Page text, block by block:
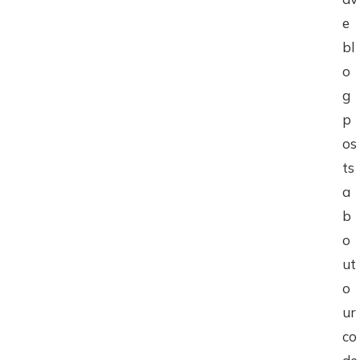
e
bl
o
g
p
os
ts
a
b
o
ut
o
ur
co